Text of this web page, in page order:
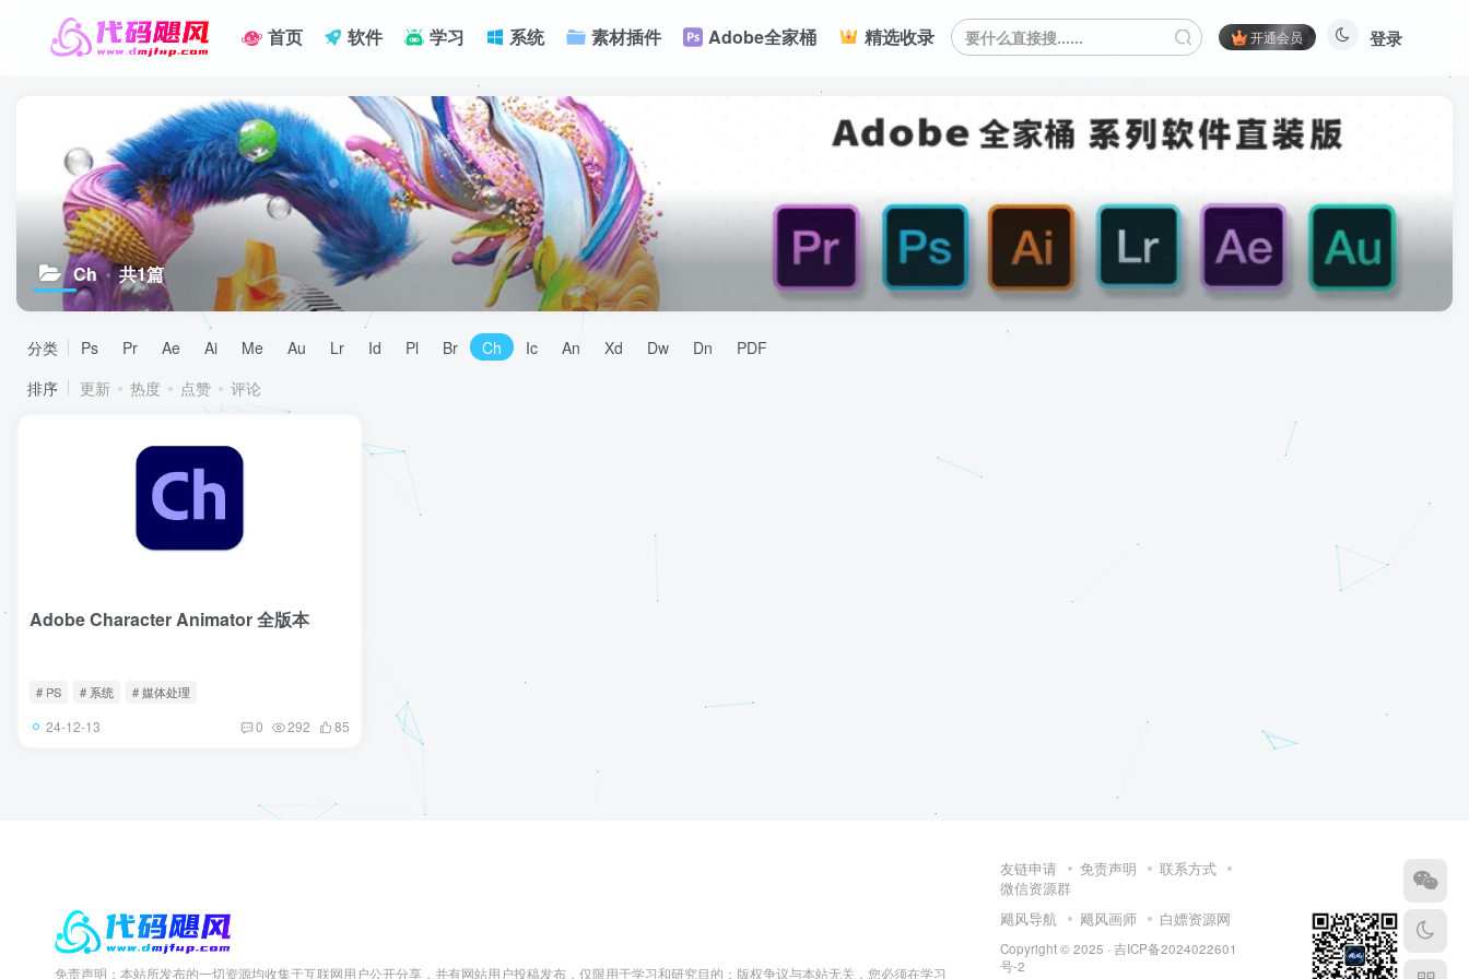
首页 软件 学习 系统 素材插件 Adobe全家桶 精选收录 开通会员 登录
Ch 共1篇
分类 Ps Pr Ae Ai Me Au Lr Id Pl Br Ch Ic An Xd Dw Dn
PDF
排序
更新 热度 点赞 评论
Adobe Character Animator 全版本
# PS # 系统 # 媒体处理
24-12-13 0 292 85
免责声明：本站所发布的一切资源均收集于互联网用户公开分享，并有网站用户投稿发布，仅限用于学习和研究目的；版权争议与本站无关，您必须在学习
友链申请 免责声明
联系方式
微信资源群
飓风导航
飓风画师 白嫖资源网
Copyright © 2025 · 吉ICP备2024022601
号-2